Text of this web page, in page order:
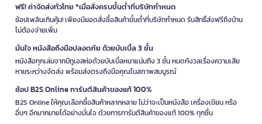
ฟรี! ค่าจัดส่งทั่วไทย *เมื่อสั่งครบขั้นต่ำที่บริษัทกำหนด
ช้อปเพลินเกินคุ้ม! เพียงมียอดสั่งซื้อสินค้าขั้นต่ำที่บริษัทกำหนด รับสิทธิ์ส่งฟรีถึงบ้าน
ไม่ต้องจ่ายเพิ่ม
มั่นใจ หนังสือถึงมือปลอดภัย ด้วยบับเบิ้ล 3 ชั้น
หนังสือทุกเล่มจากบีทูเอสห่อด้วยบับเบิ้ลหนาแน่นถึง 3 ชั้น หมดกังวลเรื่องความเสีย
หายระหว่างจัดส่ง พร้อมส่งตรงถึงมือคุณในสภาพสมบูรณ์
ช้อป B2S Online การันตีสินค้าของแท้ 100%
B2S Online ให้คุณเลือกซื้อสินค้าหลากหลาย ไม่ว่าจะเป็นหนังสือ เครื่องเขียน หรือ
อื่นๆ อีกมากมายได้อย่างมั่นใจ ด้วยการการันตีสินค้าของแท้ 100% ทุกชิ้น